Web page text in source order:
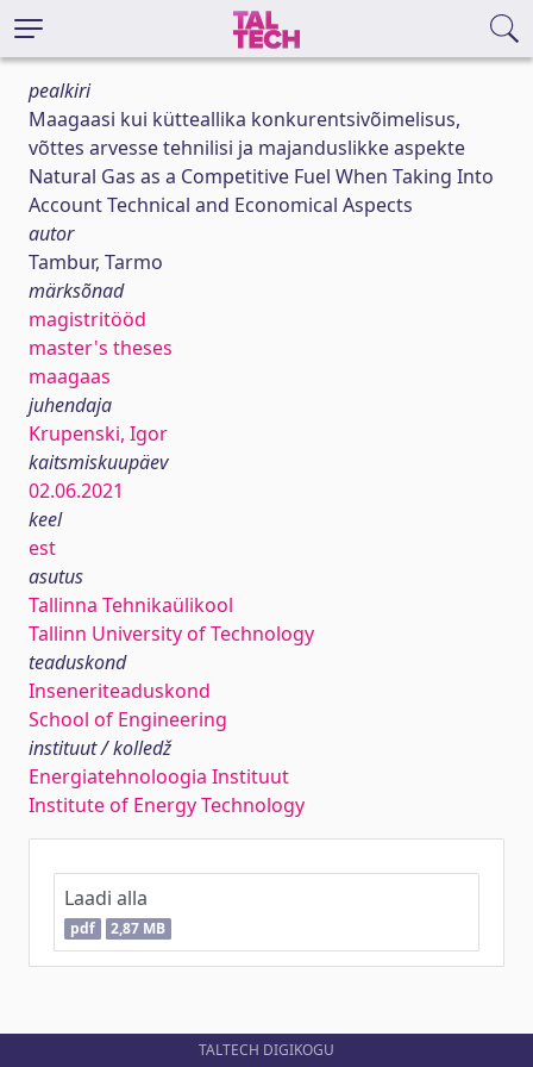
pealkiri
Maagaasi kui kütteallika konkurentsivõimelisus,
võttes arvesse tehnilisi ja majanduslikke aspekte
Natural Gas as a Competitive Fuel When Taking Into
Account Technical and Economical Aspects
autor
Tambur, Tarmo
märksõnad
magistritööd
master's theses
maagaas
juhendaja
Krupenski, Igor
kaitsmiskuupäev
02.06.2021
keel
est
asutus
Tallinna Tehnikaülikool
Tallinn University of Technology
teaduskond
Inseneriteaduskond
School of Engineering
instituut / kolledž
Energiatehnoloogia Instituut
Institute of Energy Technology
Laadi alla
pdf 2,87 MB
TALTECH DIGIKOGU